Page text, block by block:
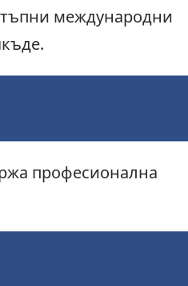
международни
професионална